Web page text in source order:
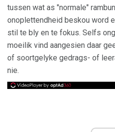
tussen wat as "normale"
onoplettendheid beskou word
stil te bly en te fokus. Selfs
moeilik vind aangesien daar
of soortgelyke gedrags- of
nie.